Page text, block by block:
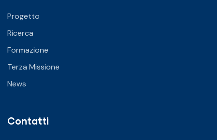
Progetto
Ricerca
Formazione
Terza Missione
News
Contatti